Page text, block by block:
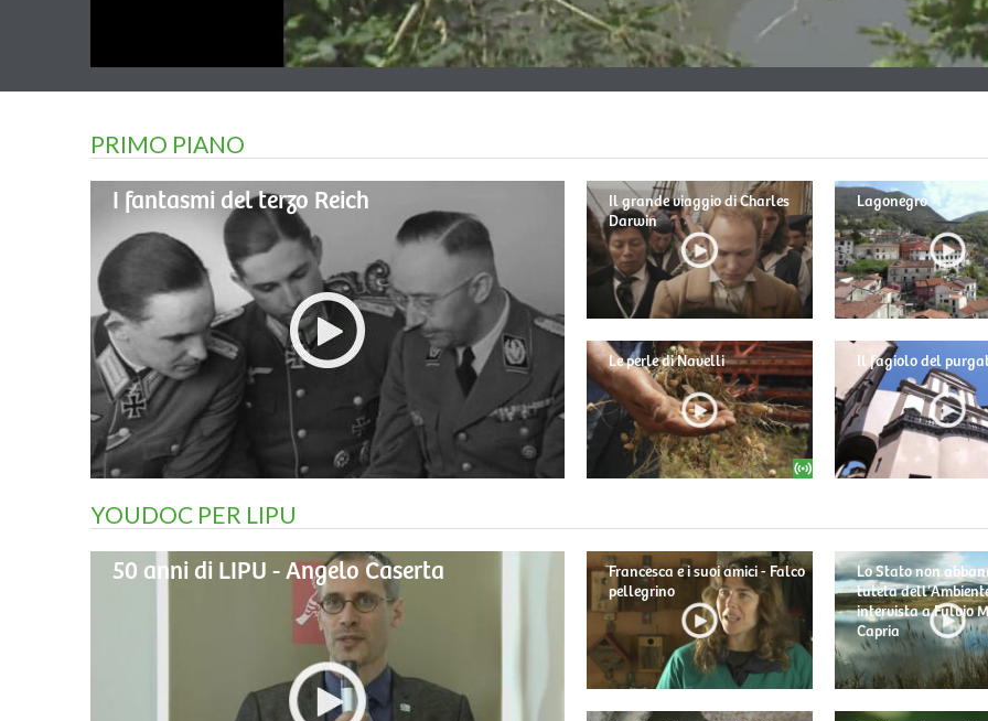
PRIMO PIANO
I fantasmi del terzo Reich
Il grande viaggio di Charles
Darwin
Le perle di Navelli
Lagonegro
Il fagiolo del
YOUDOC PER LIPU
50 anni di LIPU - Angelo Caserta
Francesca e i suoi amici - Falco
pellegrino
Lo Stato non
tutela
intervista a Fulvio
Capria